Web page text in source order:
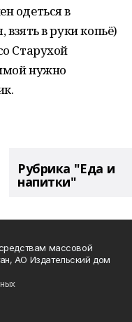
одеться в
в руки копьё)
Старухой
нужно
Рубрика "Еда и
напитки"
массовой
АО Издательский дом